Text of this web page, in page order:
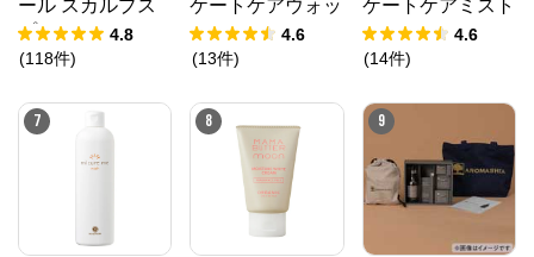
ール スカルプス
プレー 100g
4.8
(118件)
ケートケアウォッ
シュ 90mL （レ
フィル）
4.6
(13件)
ケートケアミスト
リフレッシュ 3
0mL
4.6
(14件)
7 8 9